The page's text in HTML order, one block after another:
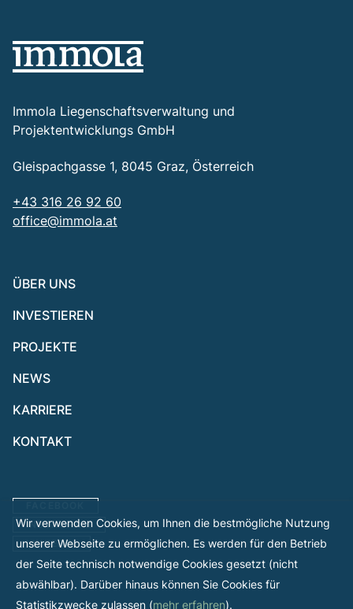
Immola Liegenschaftsverwaltung und
Projektentwicklungs GmbH
Gleispachgasse 1, 8045 Graz, Österreich
+43 316 26 92 60
office@immola.at
ÜBER UNS
INVESTIEREN
PROJEKTE
NEWS
KARRIERE
KONTAKT
INSTAGRAM
LINKEDIN
Wir verwenden Cookies, um Ihnen die bestmögliche Nutzung
unserer Webseite zu ermöglichen. Es werden für den Betrieb
der Seite technisch notwendige Cookies gesetzt (nicht
abwählbar). Darüber hinaus können Sie Cookies für
Statistikzwecke zulassen (mehr erfahren).